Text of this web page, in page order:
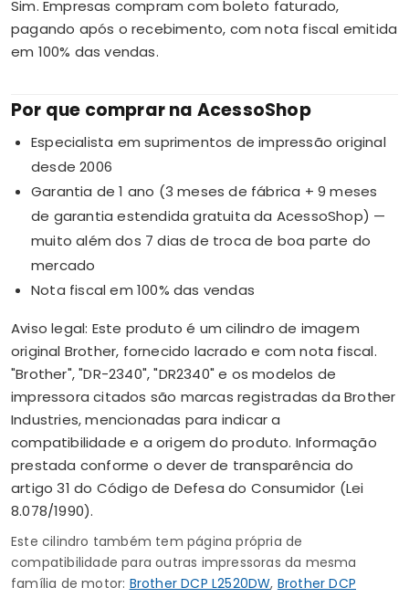
Sim. Empresas compram com boleto faturado,
pagando após o recebimento, com nota fiscal emitida
em 100% das vendas.
Por que comprar na AcessoShop
Especialista em suprimentos de impressão original
desde 2006
Garantia de 1 ano (3 meses de fábrica + 9 meses
de garantia estendida gratuita da AcessoShop) —
muito além dos 7 dias de troca de boa parte do
mercado
Nota fiscal em 100% das vendas
Aviso legal: Este produto é um cilindro de imagem
original Brother, fornecido lacrado e com nota fiscal.
"Brother", "DR-2340", "DR2340" e os modelos de
impressora citados são marcas registradas da Brother
Industries, mencionadas para indicar a
compatibilidade e a origem do produto. Informação
prestada conforme o dever de transparência do
artigo 31 do Código de Defesa do Consumidor (Lei
8.078/1990).
Este cilindro também tem página própria de
compatibilidade para outras impressoras da mesma
família de motor: Brother DCP L2520DW, Brother DCP